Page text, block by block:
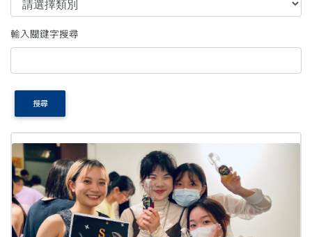
輸入關鍵字搜尋
搜尋